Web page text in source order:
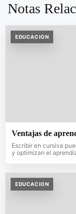
Notas
EDUCACION
Ventajas de
Escribir en cursiva
y optimizan el
EDUCACION